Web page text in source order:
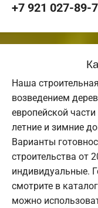
+7 921 027-89-
Наша
возведением
европейской
летние и зимние
Варианты
строительства от
индивидуальные.
смотрите в
можно